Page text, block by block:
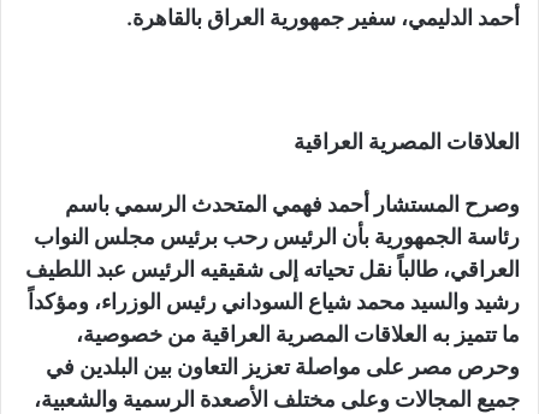
أحمد الدليمي، سفير جمهورية العراق بالقاهرة.
العلاقات المصرية العراقية
وصرح المستشار أحمد فهمي المتحدث الرسمي باسم
رئاسة الجمهورية بأن الرئيس رحب برئيس مجلس النواب
العراقي، طالباً نقل تحياته إلى شقيقيه الرئيس عبد اللطيف
رشيد والسيد محمد شياع السوداني رئيس الوزراء، ومؤكداً
ما تتميز به العلاقات المصرية العراقية من خصوصية،
وحرص مصر على مواصلة تعزيز التعاون بين البلدين في
جميع المجالات وعلى مختلف الأصعدة الرسمية والشعبية،